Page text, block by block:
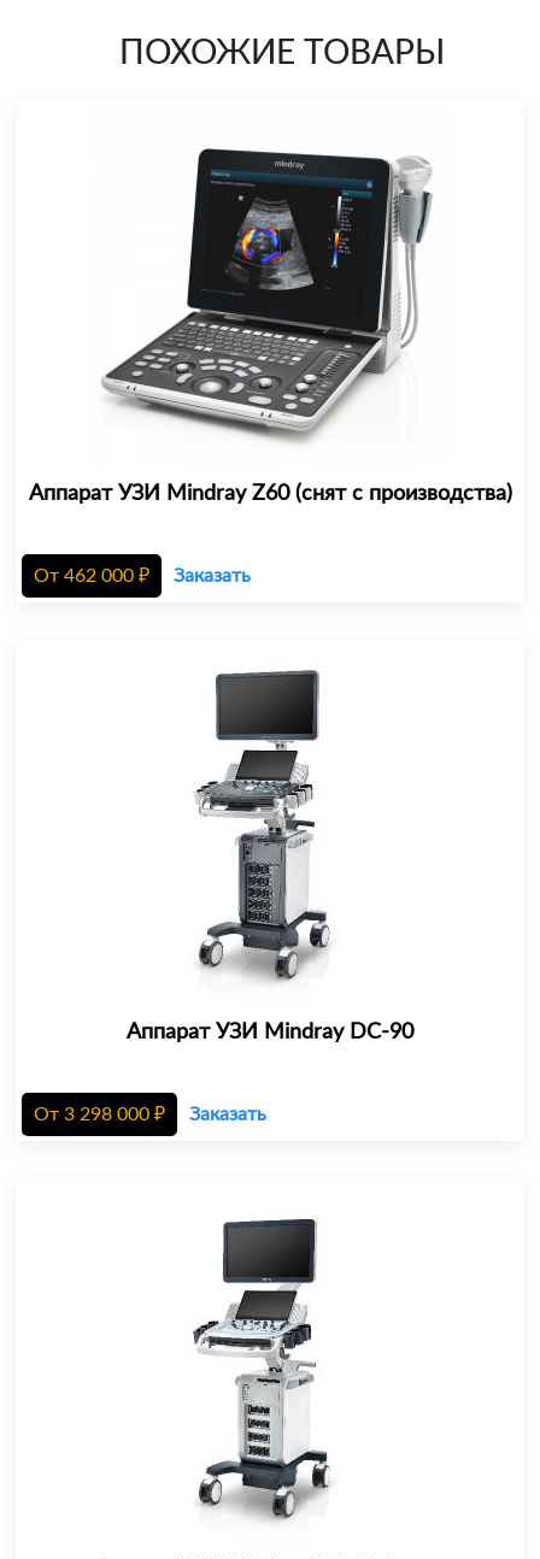
ПОХОЖИЕ ТОВАРЫ
Аппарат УЗИ Mindray Z60 (снят с производства)
От 462 000 ₽ Заказать
Аппарат УЗИ Mindray DC-90
От 3 298 000 ₽ Заказать